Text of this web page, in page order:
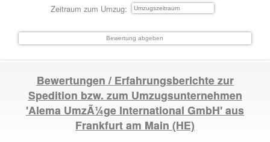
Zeitraum zum Umzug:
Bewertungen / Erfahrungsberichte zur
Spedition bzw. zum Umzugsunternehmen
'Alema UmzÃ¼ge International GmbH' aus
Frankfurt am Main (HE)